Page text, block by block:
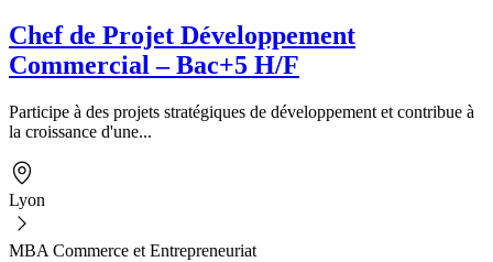
Chef de Projet Développement
Commercial – Bac+5 H/F
Participe à des projets stratégiques de développement et contribue à
la croissance d'une...
Lyon
MBA Commerce et Entrepreneuriat